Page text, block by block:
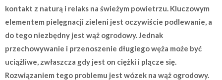
kontakt z naturą i relaks na świeżym powietrzu. Kluczowym
elementem pielęgnacji zieleni jest oczywiście podlewanie, a
do tego niezbędny jest wąż ogrodowy. Jednak
przechowywanie i przenoszenie długiego węża może być
uciążliwe, zwłaszcza gdy jest on ciężki i plącze się.
Rozwiązaniem tego problemu jest wózek na wąż ogrodowy.